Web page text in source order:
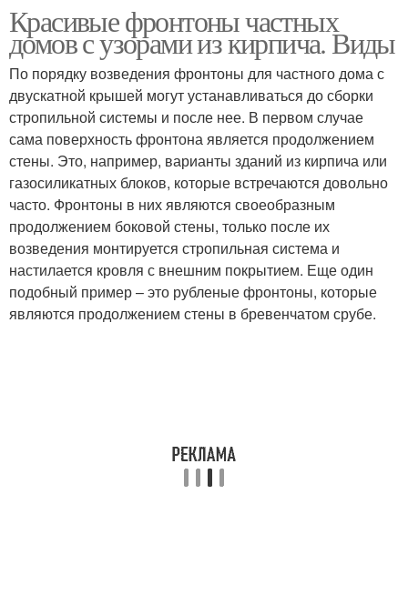
Красивые фронтоны частных
домов с узорами из кирпича. Виды
По порядку возведения фронтоны для частного дома с
двускатной крышей могут устанавливаться до сборки
стропильной системы и после нее. В первом случае
сама поверхность фронтона является продолжением
стены. Это, например, варианты зданий из кирпича или
газосиликатных блоков, которые встречаются довольно
часто. Фронтоны в них являются своеобразным
продолжением боковой стены, только после их
возведения монтируется стропильная система и
настилается кровля с внешним покрытием. Еще один
подобный пример – это рубленые фронтоны, которые
являются продолжением стены в бревенчатом срубе.